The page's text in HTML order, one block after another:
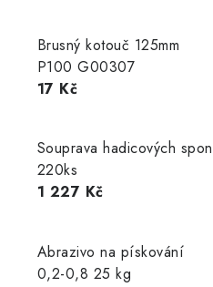
Brusný kotouč 125mm
P100 G00307
17 Kč
Souprava hadicových spon
220ks
1 227 Kč
Abrazivo na pískování
0,2-0,8 25 kg